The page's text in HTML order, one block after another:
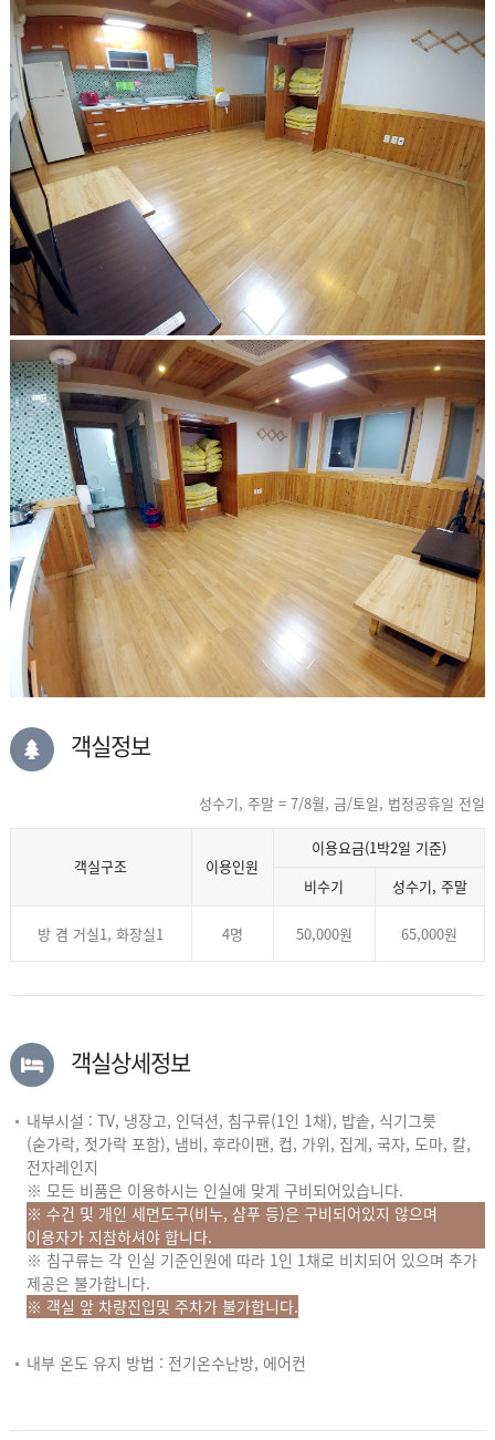
객실정보
성수기, 주말 = 7/8월, 금/토일, 법정공휴일 전일
객실구조 이용인원
이용요금(1박2일 기준)
비수기
성수기, 주말
방 겸 거실1, 화장실1 4명 50,000원 65,000원
객실상세정보
내부시설 : TV, 냉장고, 인덕션, 침구류(1인 1채), 밥솥, 식기그릇
(숟가락, 젓가락 포함), 냄비, 후라이팬, 컵, 가위, 집게, 국자, 도마, 칼,
전자레인지
※ 모든 비품은 이용하시는 인실에 맞게 구비되어있습니다.
※ 수건 및 개인 세면도구(비누, 샴푸 등)은 구비되어있지 않으며
이용자가 지참하셔야 합니다.
※ 침구류는 각 인실 기준인원에 따라 1인 1채로 비치되어 있으며 추가
제공은 불가합니다.
※ 객실 앞 차량진입및 주차가 불가합니다.
내부 온도 유지 방법 : 전기온수난방, 에어컨